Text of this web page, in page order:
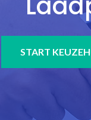
START